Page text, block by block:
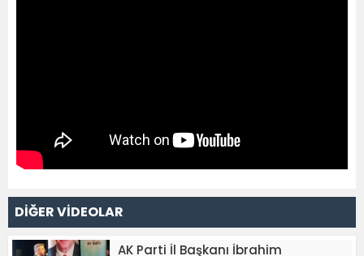
DİĞER VİDEOLAR
AK Parti İl Başkanı İbrahim